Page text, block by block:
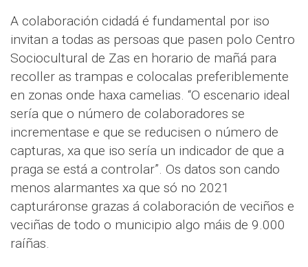
A colaboración cidadá é fundamental por iso
invitan a todas as persoas que pasen polo Centro
Sociocultural de Zas en horario de mañá para
recoller as trampas e colocalas preferiblemente
en zonas onde haxa camelias. “O escenario ideal
sería que o número de colaboradores se
incrementase e que se reducisen o número de
capturas, xa que iso sería un indicador de que a
praga se está a controlar”. Os datos son cando
menos alarmantes xa que só no 2021
capturáronse grazas á colaboración de veciños e
veciñas de todo o municipio algo máis de 9.000
raíñas.